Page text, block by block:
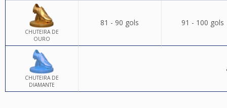
CHUTEIRA DE
OURO
81 - 90 gols 91 - 100 gols
CHUTEIRA DE
DIAMANTE